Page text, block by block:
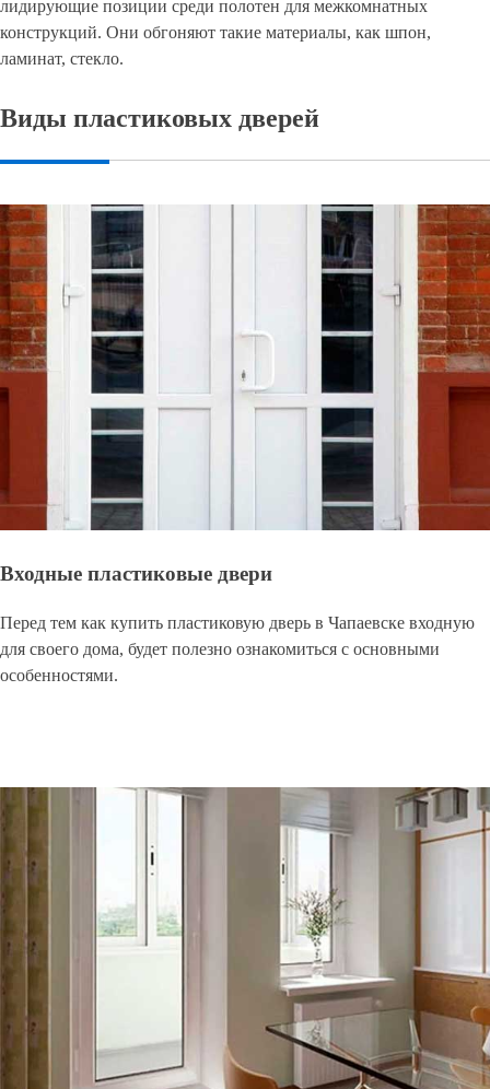
лидирующие позиции среди полотен для межкомнатных
конструкций. Они обгоняют такие материалы, как шпон,
ламинат, стекло.
Виды пластиковых дверей
Входные пластиковые двери
Перед тем как купить пластиковую дверь в Чапаевске входную
для своего дома, будет полезно ознакомиться с основными
особенностями.